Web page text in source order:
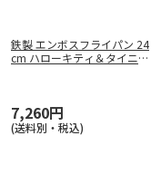
鉄製 エンボスフライパン 24
cm ハローキティ＆タイニー
7,260円
(送料別・税込)